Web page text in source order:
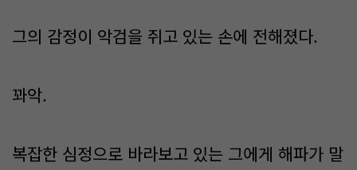
그의 감정이 악검을 쥐고 있는 손에 전해졌다.
꽈악.
복잡한 심정으로 바라보고 있는 그에게 해파가 말